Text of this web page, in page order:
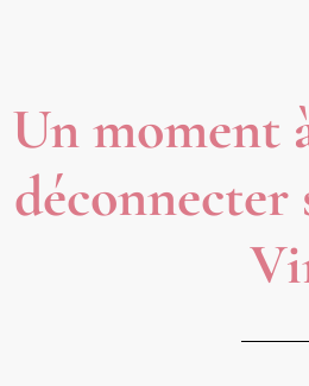
Un moment
déconnecter